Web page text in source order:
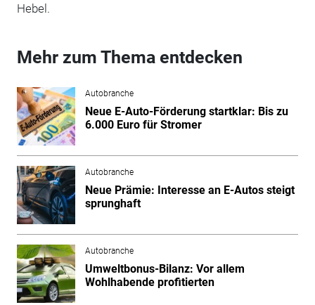
Hebel.
Mehr zum Thema entdecken
Autobranche
Neue E-Auto-Förderung startklar: Bis zu
6.000 Euro für Stromer
Autobranche
Neue Prämie: Interesse an E-Autos steigt
sprunghaft
Autobranche
Umweltbonus-Bilanz: Vor allem
Wohlhabende profitierten